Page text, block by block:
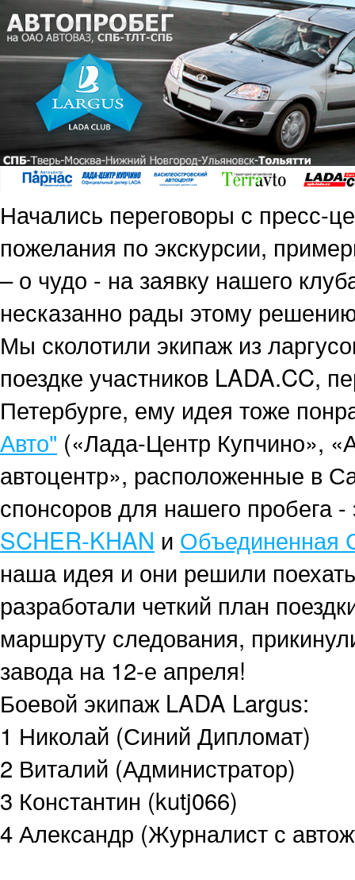
Начались переговоры с пресс-
пожелания по экскурсии,
– о чудо - на заявку нашего
несказанно рады этому
Мы сколотили экипаж из
поездке участников LADA.CC,
Петербурге, ему идея тоже
Авто" («Лада-Центр Купчино»,
автоцентр», расположенные в
спонсоров для нашего пробега
SCHER-KHAN и Объединенная
наша идея и они решили
разработали четкий план
маршруту следования,
завода на 12-е апреля!
Боевой экипаж LADA Largus:
1 Николай (Синий Дипломат)
2 Виталий (Администратор)
3 Константин (kutj066)
4 Александр (Журналист с